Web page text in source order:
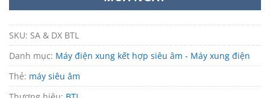
SKU: SA & DX BTL
Danh mục: Máy điện xung kết hợp siêu âm - Máy xung điện
Thẻ: máy siêu âm